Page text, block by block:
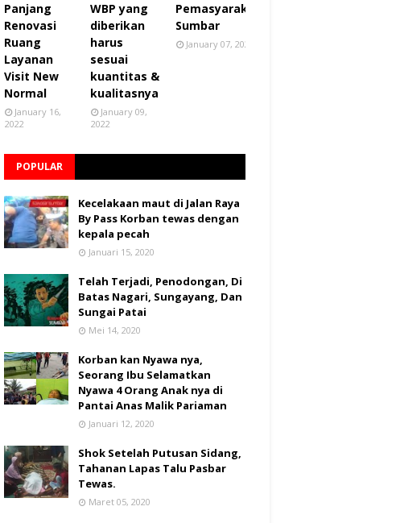
Panjang
Renovasi
Ruang
Layanan
Visit New
Normal
January 16,
2022
WBP yang
diberikan
harus
sesuai
kuantitas &
kualitasnya
January 09,
2022
Pemasyarakatan
Sumbar
January 07, 2022
POPULAR
Kecelakaan maut di Jalan Raya
By Pass Korban tewas dengan
kepala pecah
Januari 15, 2020
Telah Terjadi, Penodongan, Di
Batas Nagari, Sungayang, Dan
Sungai Patai
Mei 14, 2020
Korban kan Nyawa nya,
Seorang Ibu Selamatkan
Nyawa 4 Orang Anak nya di
Pantai Anas Malik Pariaman
Januari 12, 2020
Shok Setelah Putusan Sidang,
Tahanan Lapas Talu Pasbar
Tewas.
Maret 05, 2020